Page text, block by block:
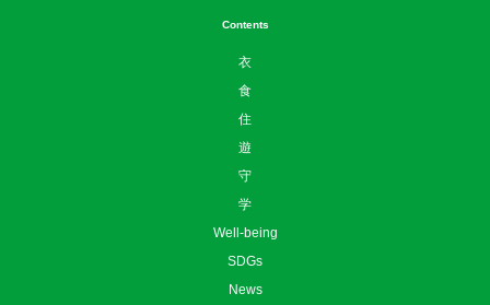
Contents
衣
食
住
遊
守
学
Well-being
SDGs
News